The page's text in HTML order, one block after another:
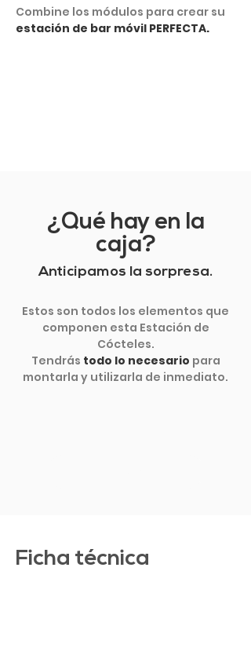
Combine los módulos para crear su
estación de bar móvil PERFECTA.
¿Qué hay en la
caja?
Anticipamos la sorpresa.
Estos son todos los elementos que
componen esta Estación de
Cócteles.
Tendrás todo lo necesario para
montarla y utilizarla de inmediato.
Ficha técnica